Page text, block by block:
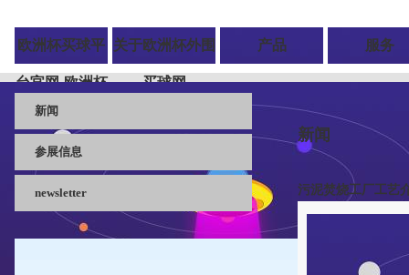
欧洲杯买球平
台官网-欧洲杯
外围买球网
关于欧洲杯外围
买球网
产品 服务
新闻
参展信息
newsletter
新闻
污泥焚烧工厂工艺